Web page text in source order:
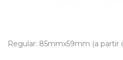
Regular: 85mmx59mm (a partir